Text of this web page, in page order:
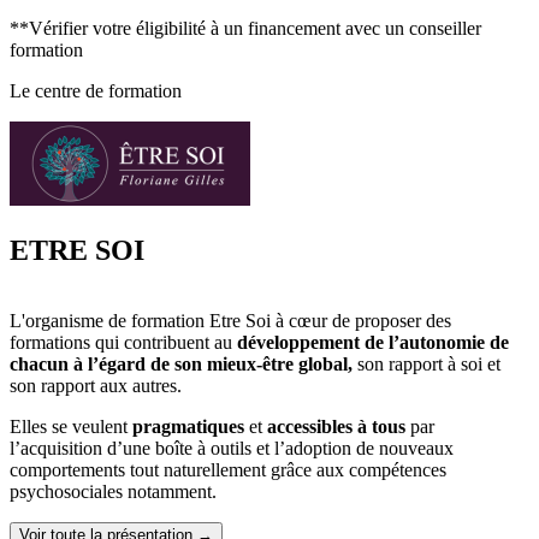
méthodes et techniques mises en œuvre.
Unephase d'investigation
Analyser les motivations et intérêts professionnels et
personnels,
Identifier les compétences et aptitudes professionnelles et
personnelles et, le cas échéant, d'évaluer les connaissances
générales,
Déterminer les possibilités d'évolution professionnelle,
Construire le projet professionnel et en vérifier la pertinence,
Unephase de conclusion:
Prendre connaissance et s'approprier les résultats de la phase
d'investigation,
Recenser les facteurs susceptibles de favoriser ou non la
réalisation du projet professionnel et, le cas échéant, du projet
de formation,
Prévoir les principales étapes de la mise en œuvre du projet,
dont la possibilité de bénéficier d'un entretien de suivi avec le
prestataire de bilan.
**Vérifier votre éligibilité à un financement avec un conseiller
formation
Le centre de formation
ETRE SOI
L'organisme de formation Etre Soi à cœur de proposer des
formations qui contribuent au développement de l’autonomie de
chacun à l’égard de son mieux-être global, son rapport à soi et
son rapport aux autres.
Elles se veulent pragmatiques et accessibles à tous par
l’acquisition d’une boîte à outils et l’adoption de nouveaux
comportements tout naturellement grâce aux compétences
psychosociales notamment.
Voir toute la présentation →